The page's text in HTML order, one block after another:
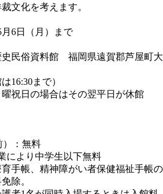
文化を考えます。
6日（月）まで
史民俗資料館 福岡県遠賀郡芦屋町大
16:30まで）
祝日の場合はその翌平日が休館
）：無料
により中学生以下無料
手帳、精神障がい者保健福祉手帳の
除。